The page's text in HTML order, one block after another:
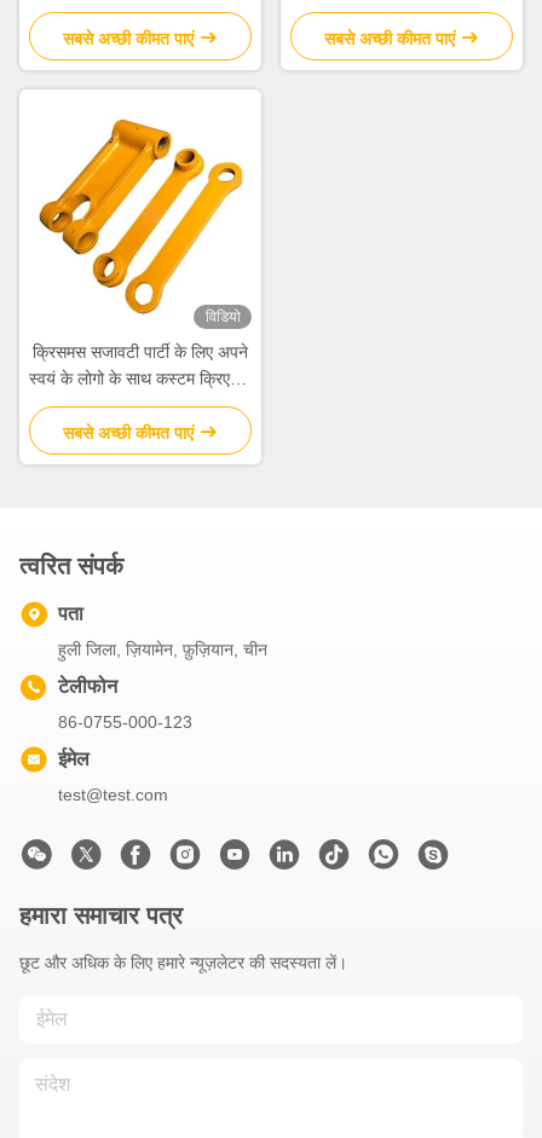
गुडी क्रिसमस क्राफ्ट पेपर उपहार बैग
सबसे अच्छी कीमत पाएं
गुडी क्रिसमस क्राफ्ट पेपर उपहार बैग
सबसे अच्छी कीमत पाएं
विडियो
क्रिसमस सजावटी पार्टी के लिए अपने
स्वयं के लोगो के साथ कस्टम क्रिएटिव
गुडी क्रिसमस क्राफ्ट पेपर उपहार बैग
सबसे अच्छी कीमत पाएं
त्वरित संपर्क
पता
हुली जिला, ज़ियामेन, फ़ुज़ियान, चीन
टेलीफोन
86-0755-000-123
ईमेल
test@test.com
हमारा समाचार पत्र
छूट और अधिक के लिए हमारे न्यूज़लेटर की सदस्यता लें।